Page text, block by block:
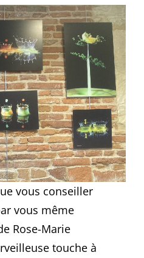
vous conseiller
vous même
Rose-Marie
touche à